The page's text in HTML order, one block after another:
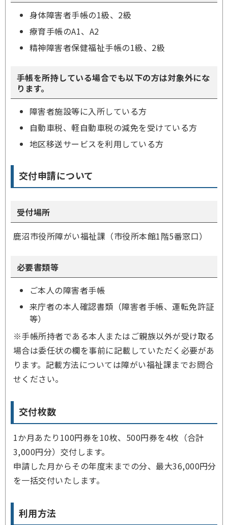
身体障害者手帳の1級、2級
療育手帳のA1、A2
精神障害者保健福祉手帳の1級、2級
手帳を所持している場合でも以下の方は対象外にな
ります。
障害者施設等に入所している方
自動車税、軽自動車税の減免を受けている方
地区移送サービスを利用している方
交付申請について
受付場所
鹿沼市役所障がい福祉課（市役所本館1階5番窓口）
必要書類等
ご本人の障害者手帳
来庁者の本人確認書類（障害者手帳、運転免許証
等）
※手帳所持者である本人またはご親族以外が受け取る
場合は委任状の欄を事前に記載していただく必要があ
ります。記載方法については障がい福祉課までお問合
せください。
交付枚数
1か月あたり100円券を10枚、500円券を4枚（合計
3,000円分）交付します。
申請した月からその年度末までの分、最大36,000円分
を一括交付いたします。
利用方法